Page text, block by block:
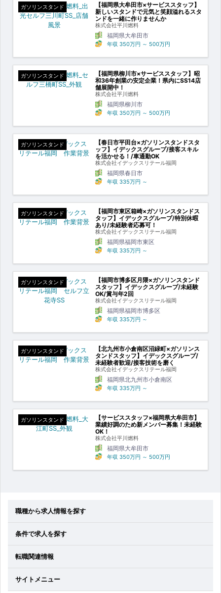
ガソリンスタンド
【福岡県大牟田市×サービススタッフ】
新しいスタンドで元気と笑顔溢れるスタ
ンドを一緒に作りませんか
株式会社平川燃料
福岡県大牟田市
年収 350万円 ～ 500万円
ガソリンスタンド
【福岡県柳川市×サービススタッフ】昭
和36年創業の安定企業！県内にSS14店
舗展開中！
株式会社平川燃料
福岡県柳川市
年収 350万円 ～ 500万円
ガソリンスタンド
【春日市平田台×ガソリンスタンドスタ
ッフ】イデックスグループ/接客スキル
を活かせる！/車通勤OK
株式会社イデックスリテール福岡
福岡県春日市
年収 335万円 ～
ガソリンスタンド
【福岡市東区箱崎×ガソリンスタンドス
タッフ】イデックスグループ/特別休暇
あり/未経験者応募可！
株式会社イデックスリテール福岡
福岡県福岡市東区
年収 335万円 ～
ガソリンスタンド
【福岡市博多区月隈×ガソリンスタンド
スタッフ】イデックスグループ/未経験
OK/賞与年2回
株式会社イデックスリテール福岡
福岡県福岡市博多区
年収 335万円 ～
ガソリンスタンド
【北九州市小倉南区沼緑町×ガソリンス
タンドスタッフ】イデックスグループ/
未経験者歓迎/接客技術を磨く
株式会社イデックスリテール福岡
福岡県北九州市小倉南区
年収 335万円 ～
ガソリンスタンド
【サービススタッフ×福岡県大牟田市】
業績好調のため新メンバー募集！未経験
OK！
株式会社平川燃料
福岡県大牟田市
年収 350万円 ～ 500万円
職種から求人情報を探す
条件で求人を探す
転職関連情報
サイトメニュー